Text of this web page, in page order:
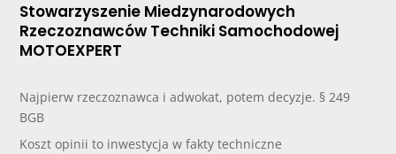
Stowarzyszenie Miedzynarodowych
Rzeczoznawców Techniki Samochodowej
MOTOEXPERT
Najpierw rzeczoznawca i adwokat, potem decyzje. § 249
BGB
Koszt opinii to inwestycja w fakty techniczne